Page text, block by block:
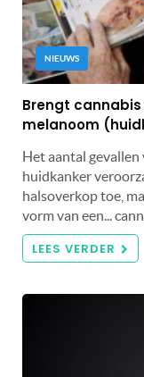
NIEUWS
Brengt
melanoom
Het aantal gevallen
huidkanker
halsoverkop toe,
vorm van een...
LEES VERDER